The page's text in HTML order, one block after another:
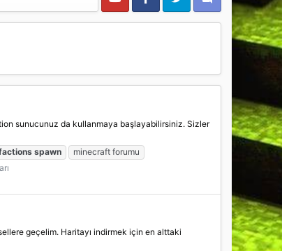
sunucunuz da kullanmaya başlayabilirsiniz. Sizler
spawn
minecraft forumu
geçelim. Haritayı indirmek için en alttaki